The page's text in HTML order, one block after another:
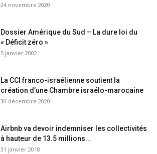
24 novembre 2020
Dossier Amérique du Sud – La dure loi du
« Déficit zéro »
5 janvier 2002
La CCI franco-israélienne soutient la
création d’une Chambre israélo-marocaine
30 décembre 2020
Airbnb va devoir indemniser les collectivités
à hauteur de 13.5 millions...
31 janvier 2018